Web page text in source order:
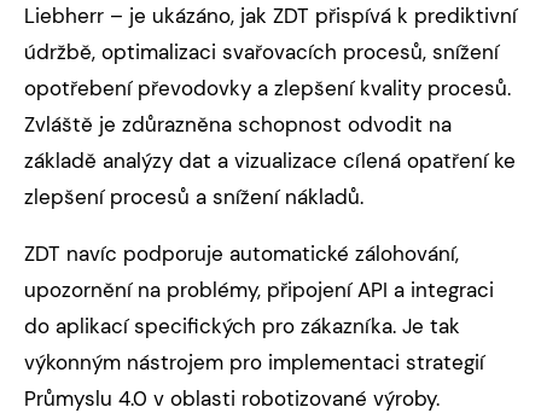
Liebherr – je ukázáno, jak ZDT přispívá k prediktivní
údržbě, optimalizaci svařovacích procesů, snížení
opotřebení převodovky a zlepšení kvality procesů.
Zvláště je zdůrazněna schopnost odvodit na
základě analýzy dat a vizualizace cílená opatření ke
zlepšení procesů a snížení nákladů.
ZDT navíc podporuje automatické zálohování,
upozornění na problémy, připojení API a integraci
do aplikací specifických pro zákazníka. Je tak
výkonným nástrojem pro implementaci strategií
Průmyslu 4.0 v oblasti robotizované výroby.